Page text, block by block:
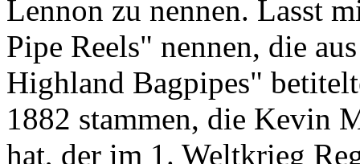
Lennon zu nennen. Lasst
Pipe Reels" nennen, die
Highland Bagpipes"
1882 stammen, die Kevin
hat, der im 1. Weltkrieg